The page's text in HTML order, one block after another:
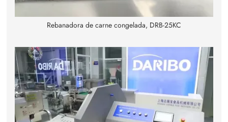
Rebanadora de carne congelada, DRB-25KC